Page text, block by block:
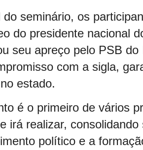
do seminário, os
do presidente nacional
seu apreço pelo PSB
com a sigla,
estado.
é o primeiro de vários
irá realizar,
político e a